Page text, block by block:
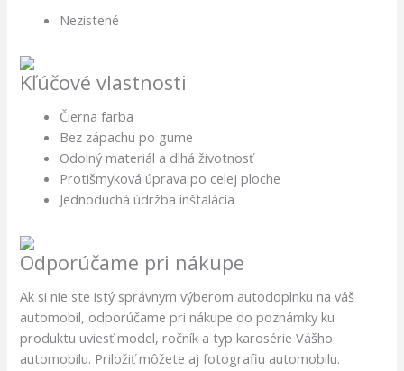
Nezistené
Kľúčové vlastnosti
Čierna farba
Bez zápachu po gume
Odolný materiál a dlhá životnosť
Protišmyková úprava po celej ploche
Jednoduchá údržba inštalácia
Odporúčame pri nákupe
Ak si nie ste istý správnym výberom autodoplnku na váš
automobil, odporúčame pri nákupe do poznámky ku
produktu uviesť model, ročník a typ karosérie Vášho
automobilu. Priložiť môžete aj fotografiu automobilu.